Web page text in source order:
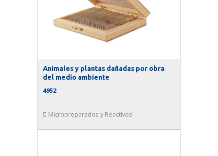
Animales y plantas dañadas por obra
del medio ambiente
4952
Micropreparados y Reactivos